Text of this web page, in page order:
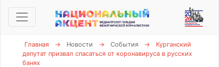
Главная → Новости → События →
Курганский
депутат призвал спасаться от коронавируса в русских
банях